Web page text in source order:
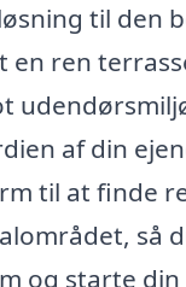
til den
en ren
af din
til at finde
så
og starte